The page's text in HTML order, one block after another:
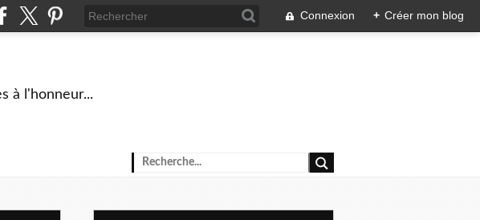
Connexion + Créer mon blog
à l'honneur...